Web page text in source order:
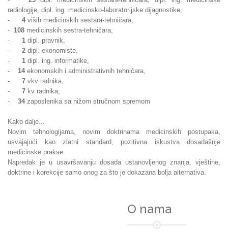
radiologije, dipl. ing. medicinsko-laboratorijske dijagnostike,
- 4 viših medicinskih sestara-tehničara,
- 108 medicinskih sestra-tehničara,
- 1 dipl. pravnik,
- 2 dipl. ekonomiste,
- 1 dipl. ing. informatike,
- 14 ekonomskih i administrativnih tehničara,
- 7 vkv radnika,
- 7 kv radnika,
- 34 zaposlenika sa nižom stručnom spremom
Kako dalje...
Novim tehnologijama, novim doktrinama medicinskih postupaka,
usvajajući kao zlatni standard, pozitivna iskustva dosadašnje
medicinske prakse.
Napredak je u usavršavanju dosada ustanovljenog znanja, vještine,
doktrine i korekcije samo onog za što je dokazana bolja alternativa.
O nama